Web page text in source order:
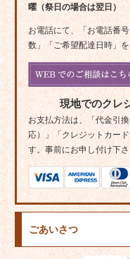
曜（祭日の場合は翌日）
お電話にて、「お電話番
数」「ご希望配達日時」
現地でのクレ
お支払方法は、「代金引
応）」「クレジットカー
す。事前にお申し付け下さ
ごあいさつ